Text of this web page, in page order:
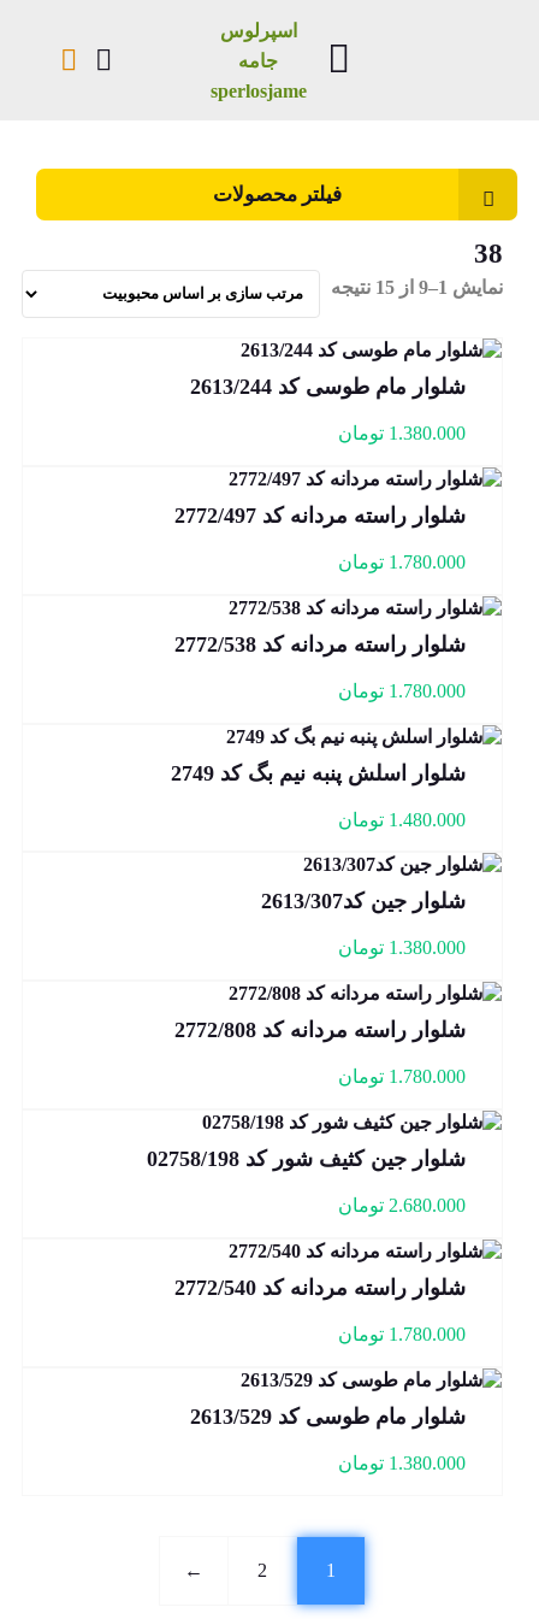
اسپرلوس
جامه
sperlosjame
فیلتر محصولات
38
نمایش 1–9 از 15 نتیجه
شلوار مام طوسی کد 2613/244
1.380.000 تومان
شلوار راسته مردانه کد 2772/497
1.780.000 تومان
شلوار راسته مردانه کد 2772/538
1.780.000 تومان
شلوار اسلش پنبه نیم بگ کد 2749
1.480.000 تومان
شلوار جین کد2613/307
1.380.000 تومان
شلوار راسته مردانه کد 2772/808
1.780.000 تومان
شلوار جین کثیف شور کد 02758/198
2.680.000 تومان
شلوار راسته مردانه کد 2772/540
1.780.000 تومان
شلوار مام طوسی کد 2613/529
1.380.000 تومان
1
2
←